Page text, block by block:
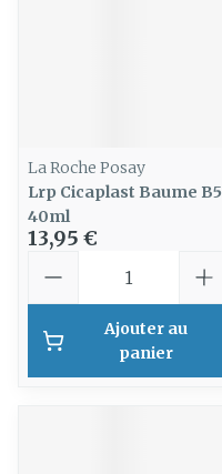
La Roche Posay
Lrp Cicaplast Baume B5
40ml
13,95 €
Ajouter au
panier